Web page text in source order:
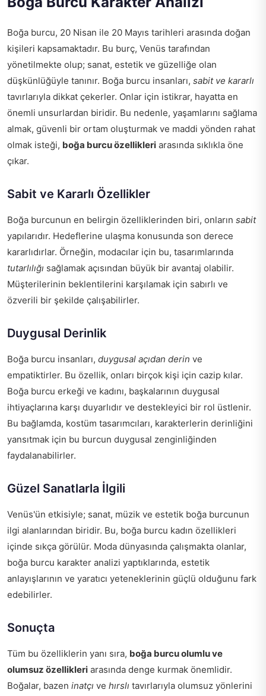
Boğa burcu, 20 Nisan ile 20 Mayıs tarihleri arasında doğan
kişileri kapsamaktadır. Bu burç, Venüs tarafından
yönetilmekte olup; sanat, estetik ve güzelliğe olan
düşkünlüğüyle tanınır. Boğa burcu insanları, sabit ve kararlı
tavırlarıyla dikkat çekerler. Onlar için istikrar, hayatta en
önemli unsurlardan biridir. Bu nedenle, yaşamlarını sağlama
almak, güvenli bir ortam oluşturmak ve maddi yönden rahat
olmak isteği, boğa burcu özellikleri arasında sıklıkla öne
çıkar.
Sabit ve Kararlı Özellikler
Boğa burcunun en belirgin özelliklerinden biri, onların sabit
yapılarıdır. Hedeflerine ulaşma konusunda son derece
kararlıdırlar. Örneğin, modacılar için bu, tasarımlarında
tutarlılığı sağlamak açısından büyük bir avantaj olabilir.
Müşterilerinin beklentilerini karşılamak için sabırlı ve
özverili bir şekilde çalışabilirler.
Duygusal Derinlik
Boğa burcu insanları, duygusal açıdan derin ve
empatiktirler. Bu özellik, onları birçok kişi için cazip kılar.
Boğa burcu erkeği ve kadını, başkalarının duygusal
ihtiyaçlarına karşı duyarlıdır ve destekleyici bir rol üstlenir.
Bu bağlamda, kostüm tasarımcıları, karakterlerin derinliğini
yansıtmak için bu burcun duygusal zenginliğinden
faydalanabilirler.
Güzel Sanatlarla İlgili
Venüs'ün etkisiyle; sanat, müzik ve estetik boğa burcunun
ilgi alanlarından biridir. Bu, boğa burcu kadın özellikleri
içinde sıkça görülür. Moda dünyasında çalışmakta olanlar,
boğa burcu karakter analizi yaptıklarında, estetik
anlayışlarının ve yaratıcı yeteneklerinin güçlü olduğunu fark
edebilirler.
Sonuçta
Tüm bu özelliklerin yanı sıra, boğa burcu olumlu ve
olumsuz özellikleri arasında denge kurmak önemlidir.
Boğalar, bazen inatçı ve hırslı tavırlarıyla olumsuz yönlerini